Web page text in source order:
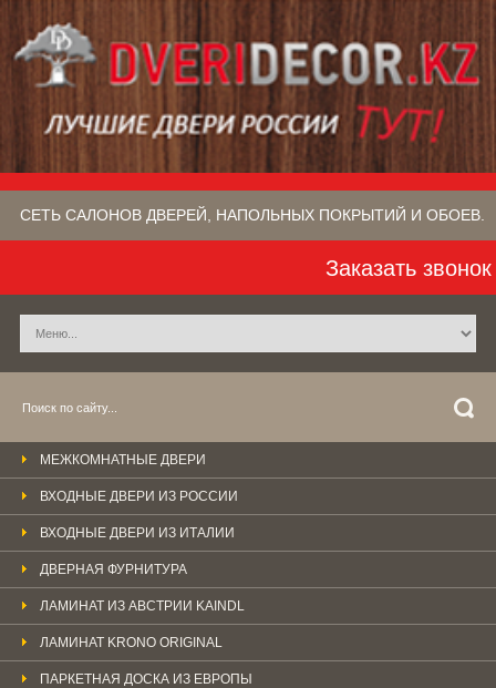
СЕТЬ САЛОНОВ ДВЕРЕЙ, НАПОЛЬНЫХ ПОКРЫТИЙ​ И ОБОЕВ.
Заказать звонок
МЕЖКОМНАТНЫЕ ДВЕРИ
ВХОДНЫЕ ДВЕРИ ИЗ РОССИИ
ВХОДНЫЕ ДВЕРИ ИЗ ИТАЛИИ
ДВЕРНАЯ ФУРНИТУРА
ЛАМИНАТ ИЗ АВСТРИИ KAINDL
ЛАМИНАТ KRONO ORIGINAL
ПАРКЕТНАЯ ДОСКА ИЗ ЕВРОПЫ